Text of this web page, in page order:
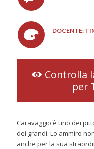
DOCENTE:
Controlla
per
Caravaggio è uno dei
dei grandi. Lo ammiro
anche per la sua